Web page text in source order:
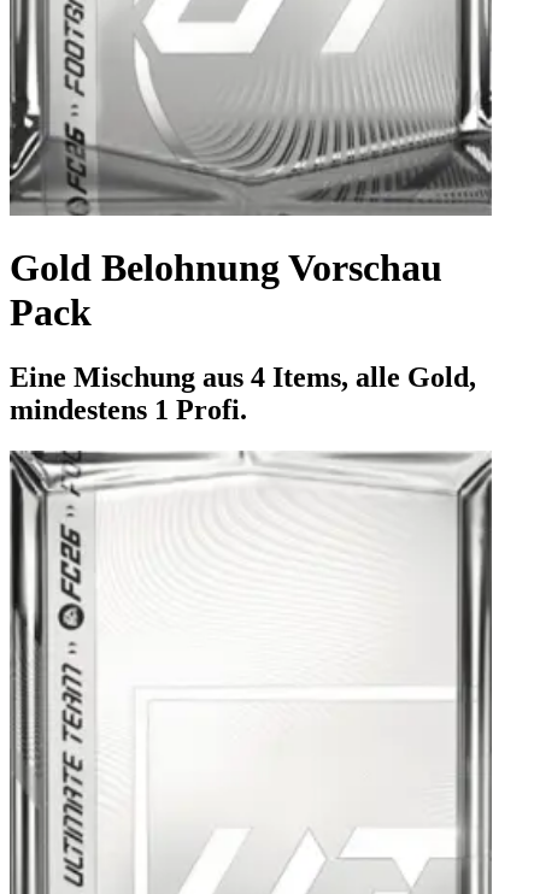
Gold Belohnung Vorschau
Pack
Eine Mischung aus 4 Items, alle Gold,
mindestens 1 Profi.